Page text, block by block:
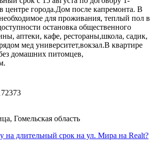
центре города.Дом после капремонта. В
для проживания, теплый пол в
остановка общественного
аптеки, кафе, рестораны,школа, садик,
мед университет,вокзал.В квартире
домашних питомцев,
Гомельская область
на длительный срок на ул. Мира на Realt?